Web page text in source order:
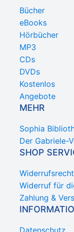
Bücher
eBooks
Hörbücher
MP3
CDs
DVDs
Kostenlos
Angebote
MEHR
Sophia
Der Gabriele-
SHOP
Widerruf für
Zahlung &
Datenschutz